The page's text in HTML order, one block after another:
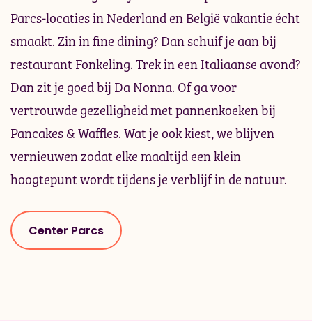
Parcs-locaties in Nederland en België vakantie écht
smaakt. Zin in fine dining? Dan schuif je aan bij
restaurant Fonkeling. Trek in een Italiaanse avond?
Dan zit je goed bij Da Nonna. Of ga voor
vertrouwde gezelligheid met pannenkoeken bij
Pancakes & Waffles. Wat je ook kiest, we blijven
vernieuwen zodat elke maaltijd een klein
hoogtepunt wordt tijdens je verblijf in de natuur.
Center Parcs